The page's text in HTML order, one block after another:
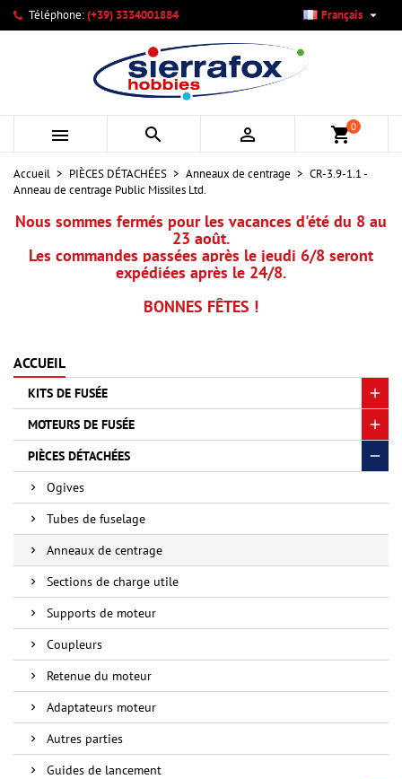
Téléphone:(+39) 3334001884 Français 
   shopping_cart0
Accueil PIÈCES DÉTACHÉES Anneaux de centrage
CR-3.9-1.1 -
Anneau de centrage Public Missiles Ltd.
Nous sommes fermés pour les vacances d'été du 8 au
23 août.
Les commandes passées après le jeudi 6/8 seront
expédiées après le 24/8.
BONNES FÊTES !
ACCUEIL
KITS DE FUSÉE
MOTEURS DE FUSÉE
PIÈCES DÉTACHÉES
Ogives
Tubes de fuselage
Anneaux de centrage
Sections de charge utile
Supports de moteur
Coupleurs
Retenue du moteur
Adaptateurs moteur
Autres parties
Guides de lancement
Mes listes d'envies ×
Créer une nouvelle liste
Créer une liste d'envies ×
Nom de la liste d'envies
Annuler Créer une liste d'envies
Connexion ×
Vous devez être connecté pour ajouter des produits à votre
liste d'envies.
Annuler Connexion